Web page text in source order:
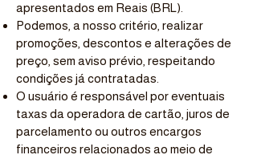
apresentados em Reais (BRL).
Podemos, a nosso critério, realizar
promoções, descontos e alterações de
preço, sem aviso prévio, respeitando
condições já contratadas.
O usuário é responsável por eventuais
taxas da operadora de cartão, juros de
parcelamento ou outros encargos
financeiros relacionados ao meio de